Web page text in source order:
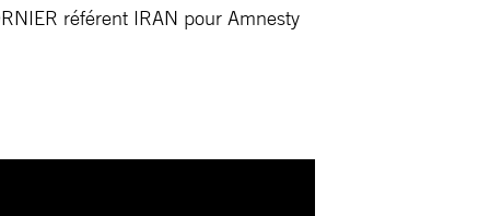
référent IRAN pour Amnesty